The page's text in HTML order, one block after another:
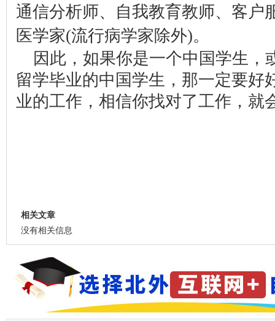
通信分析师、自我教育教师、客户
医学家(流行病学家除外)。
因此，如果你是一个中国学生，
留学毕业的中国学生，那一定要好
业的工作，相信你找对了工作，就
相关文章
没有相关信息